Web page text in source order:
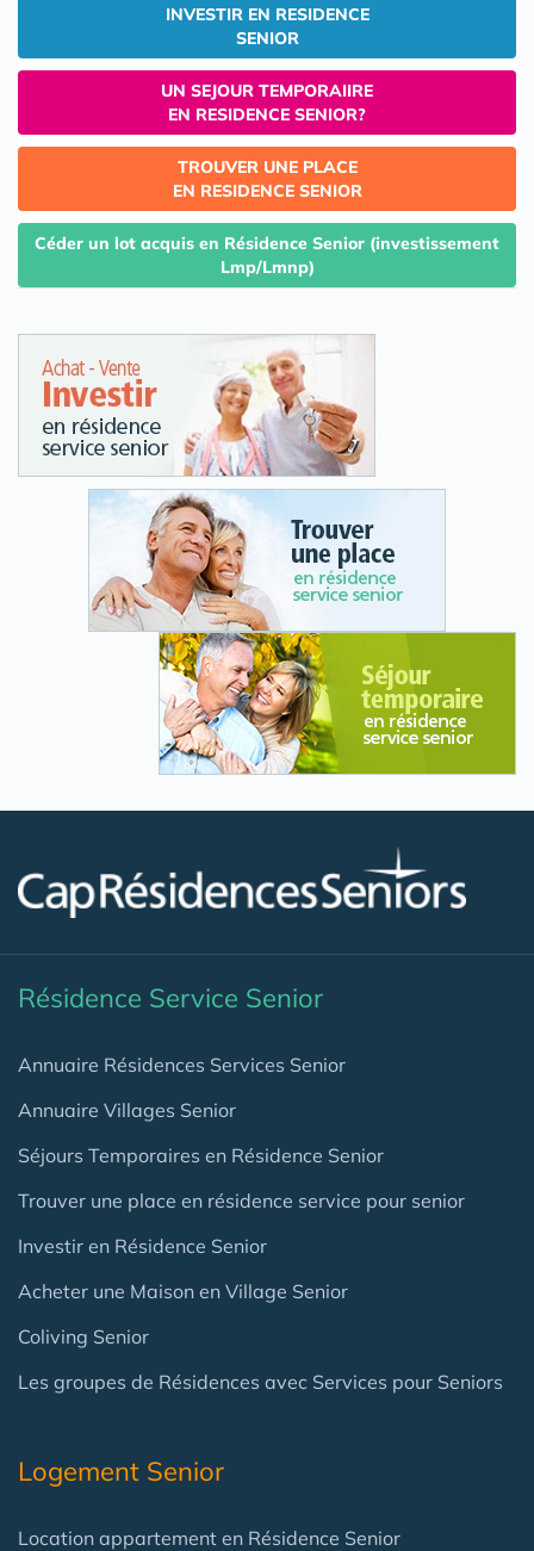
INVESTIR EN RESIDENCE
SENIOR
UN SEJOUR TEMPORAIIRE
EN RESIDENCE SENIOR?
TROUVER UNE PLACE
EN RESIDENCE SENIOR
Céder un lot acquis en Résidence Senior (investissement
Lmp/Lmnp)
Résidence Service Senior
Annuaire Résidences Services Senior
Annuaire Villages Senior
Séjours Temporaires en Résidence Senior
Trouver une place en résidence service pour senior
Investir en Résidence Senior
Acheter une Maison en Village Senior
Coliving Senior
Les groupes de Résidences avec Services pour Seniors
Logement Senior
Location appartement en Résidence Senior